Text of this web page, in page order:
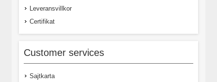
Leveransvillkor
Certifikat
Customer services
Sajtkarta